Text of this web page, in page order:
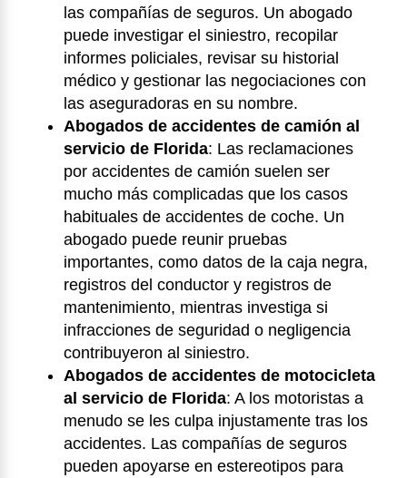
las compañías de seguros. Un abogado
puede investigar el siniestro, recopilar
informes policiales, revisar su historial
médico y gestionar las negociaciones con
las aseguradoras en su nombre.
Abogados de accidentes de camión al
servicio de Florida: Las reclamaciones
por accidentes de camión suelen ser
mucho más complicadas que los casos
habituales de accidentes de coche. Un
abogado puede reunir pruebas
importantes, como datos de la caja negra,
registros del conductor y registros de
mantenimiento, mientras investiga si
infracciones de seguridad o negligencia
contribuyeron al siniestro.
Abogados de accidentes de motocicleta
al servicio de Florida: A los motoristas a
menudo se les culpa injustamente tras los
accidentes. Las compañías de seguros
pueden apoyarse en estereotipos para